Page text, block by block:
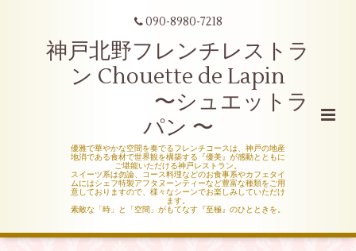
090-8980-7218
神戸北野フレンチレストラ
ン Chouette de Lapin
〜シュエットラ
パン 〜
優雅で華やかな空間を奏でるフレンチコースは、神戸の地産
地消である食材で世界観を構築する『優美』が感動とともに
ご堪能いただける神戸レストラン。
スイーツ系は勿論、コース料理などのお食事系やカフェタイ
ムにはシェフ特製アフタヌーンティーなど豊富な種類をご用
意しておりますので、様々なシーンでお楽しみしていただけ
ます。
素敵な「時」と「空間」がもてなす『至極』のひとときを。